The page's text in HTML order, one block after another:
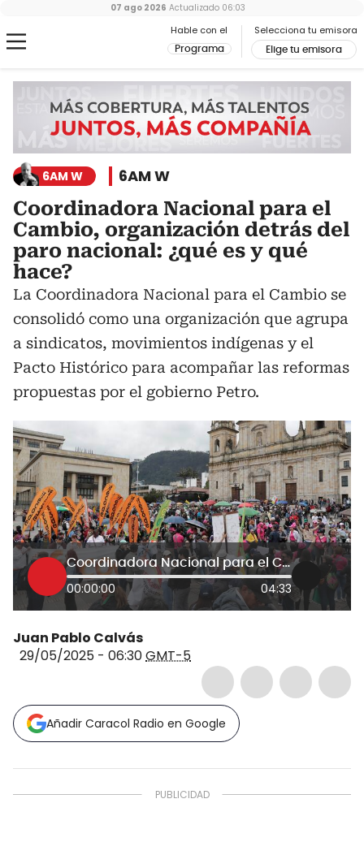
Hable con el
Programa
Selecciona tu emisora
Elige tu emisora
07 ago 2026 Actualizado 06:03
6AM W 6AM W
Coordinadora Nacional para el
Cambio, organización detrás del
paro nacional: ¿qué es y qué
hace?
La Coordinadora Nacional para el Cambio se
consolidó como una organización que agrupa
a sindicatos, movimientos indígenas y el
Pacto Histórico para acompañar las reformas
propuestas por el gobierno Petro.
Coordinadora Nacional para el Cambio, organización detrás del paro nacional: ¿qué es y qué hace?
00:00:00 04:33
Juan Pablo Calvás
29/05/2025 - 06:30GMT-5
Añadir Caracol Radio en Google